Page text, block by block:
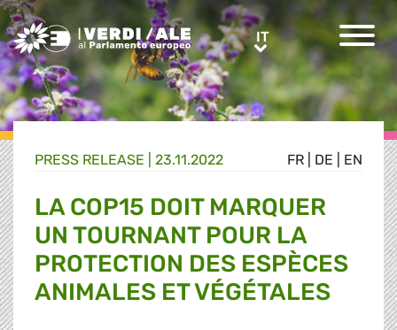
Greens/EFA Home ITIT
FR DE EN
PRESS RELEASE | 23.11.2022
LA COP15 DOIT MARQUER
UN TOURNANT POUR LA
PROTECTION DES ESPÈCES
ANIMALES ET VÉGÉTALES